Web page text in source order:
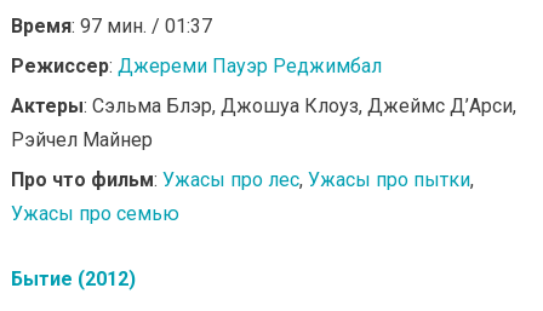
Время: 97 мин. / 01:37
Режиссер: Джереми Пауэр Реджимбал
Актеры: Сэльма Блэр, Джошуа Клоуз, Джеймс Д’Арси,
Рэйчел Майнер
Про что фильм: Ужасы про лес, Ужасы про пытки,
Ужасы про семью
Бытие (2012)